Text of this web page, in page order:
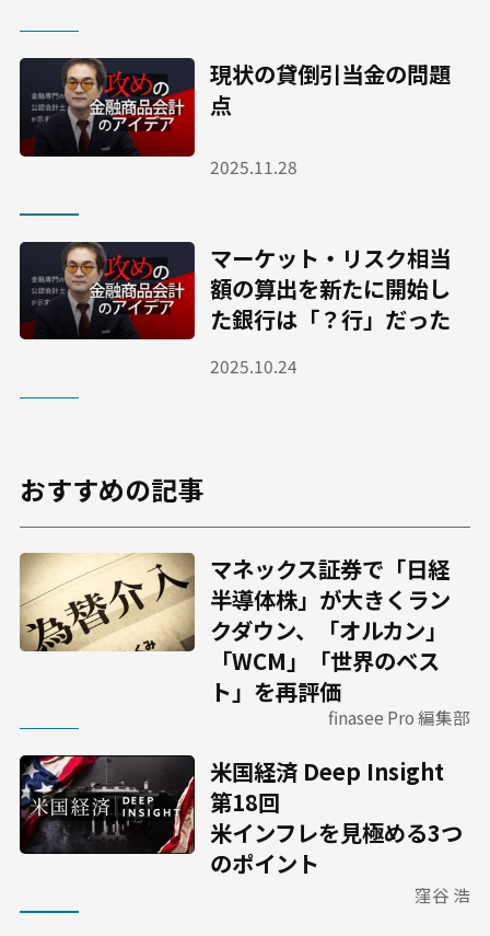
現状の貸倒引当金の問題
点
2025.11.28
マーケット・リスク相当
額の算出を新たに開始し
た銀行は「？行」だった
2025.10.24
おすすめの記事
マネックス証券で「日経
半導体株」が大きくラン
クダウン、「オルカン」
「WCM」「世界のベス
ト」を再評価
finasee Pro 編集部
米国経済 Deep Insight
第18回
米インフレを見極める3つ
のポイント
窪谷 浩